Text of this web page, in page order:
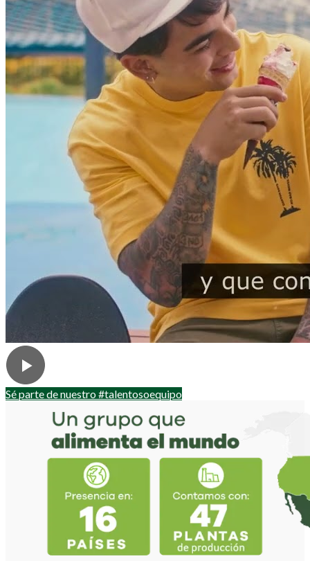
Sé parte de nuestro #talentosoequipo